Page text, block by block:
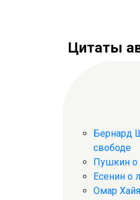
Цитаты
Бернард
свободе
Пушкин о
Есенин о
Омар